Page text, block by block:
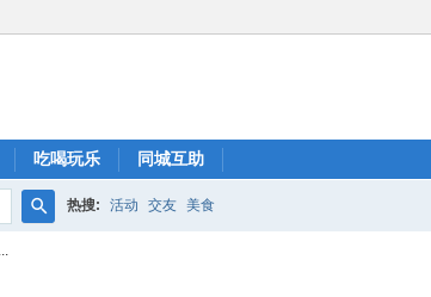
吃喝玩乐 同城互助
热搜: 活动 交友 美食